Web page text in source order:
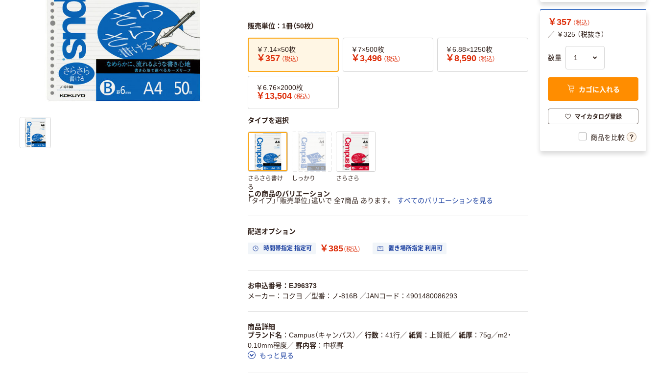
販売単位：1冊（50枚）
￥7.14×50枚
￥357 （税込）
￥7×500枚
￥3,496 （税込）
￥6.88×1250枚
￥8,590 （税込）
￥6.76×2000枚
￥13,504 （税込）
タイプを選択
さらさら書け
る
しっかり さらさら
この商品のバリエーション
「タイプ」「販売単位」違いで 全7商品 あります。
すべてのバリエーションを見る
配送オプション
時間帯指定 指定可 ￥385（税込） 置き場所指定 利用可
お申込番号：EJ96373
メーカー：コクヨ ／型番：ノ-816B ／JANコード：4901480086293
商品詳細
ブランド名
Campus（キャンパス） ／ 行数 41行／ 紙質 上質紙／ 紙厚
75g／m2・
0.10mm程度／ 罫内容
中横罫
もっと見る
￥357 （税込）
／ ￥325 （税抜き）
数量
カゴに入れる
マイカタログ登録
商品を比較